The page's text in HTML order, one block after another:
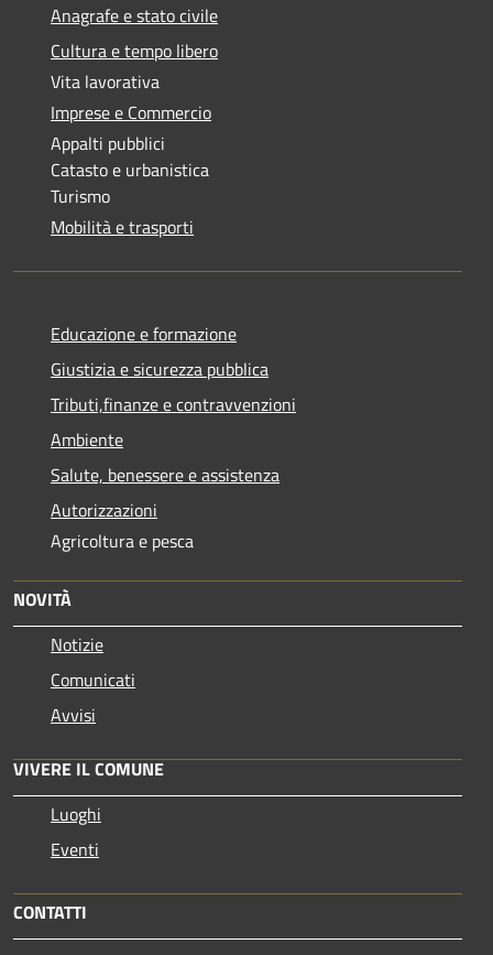
Anagrafe e stato civile
Cultura e tempo libero
Vita lavorativa
Imprese e Commercio
Appalti pubblici
Catasto e urbanistica
Turismo
Mobilità e trasporti
Educazione e formazione
Giustizia e sicurezza pubblica
Tributi,finanze e contravvenzioni
Ambiente
Salute, benessere e assistenza
Autorizzazioni
Agricoltura e pesca
NOVITÀ
Notizie
Comunicati
Avvisi
VIVERE IL COMUNE
Luoghi
Eventi
CONTATTI